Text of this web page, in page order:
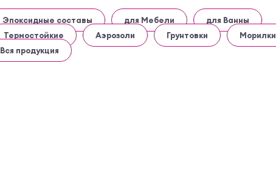
Эпоксидные составы для Мебели
для Ванны
Термостойкие Аэрозоли Грунтовки
Морилки
Вся продукция